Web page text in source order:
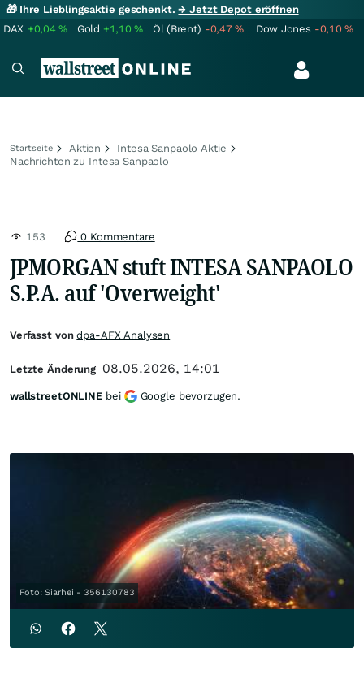
🎁 Ihre Lieblingsaktie geschenkt.→ Jetzt Depot eröffnen
DAX +0,04% Gold +1,10% Öl (Brent) -0,47% Dow Jones -0,10%
Startseite Aktien
Intesa Sanpaolo Aktie
Nachrichten zu Intesa Sanpaolo
153 0 Kommentare
JPMORGAN stuft INTESA SANPAOLO
S.P.A. auf 'Overweight'
Foto: Siarhei - 356130783
Verfasst vondpa-AFX Analysen
Letzte Änderung 08.05.2026, 14:01
wallstreetONLINE bei Google bevorzugen.